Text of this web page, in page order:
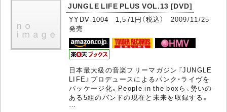
JUNGLE LIFE PLUS VOL.13 [DVD]
YYDV-1004 1,571円（税込） 2009/11/25
発売
日本最大級の音楽フリーマガジン『JUNGLE
LIFE』プロデュースによるパンク・ライヴを
パッケージ化。People in the boxら、勢いの
ある5組のバンドの現在と未来を収録する。
…